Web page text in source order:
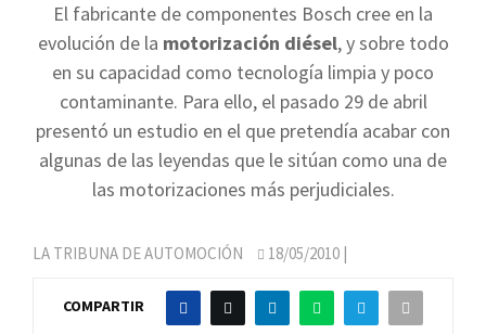
El fabricante de componentes Bosch cree en la
evolución de la motorización diésel, y sobre todo
en su capacidad como tecnología limpia y poco
contaminante. Para ello, el pasado 29 de abril
presentó un estudio en el que pretendía acabar con
algunas de las leyendas que le sitúan como una de
las motorizaciones más perjudiciales.
LA TRIBUNA DE AUTOMOCIÓN 18/05/2010 |
COMPARTIR